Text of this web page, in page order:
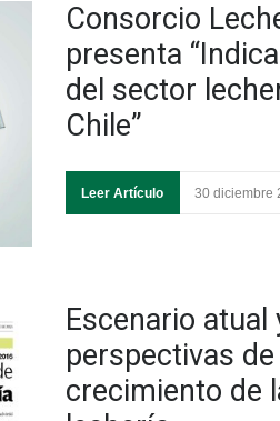
Consorcio
presenta
del sector
Chile”
Leer Artículo 30 diciembre
Escenario atual
perspectivas de
crecimiento de